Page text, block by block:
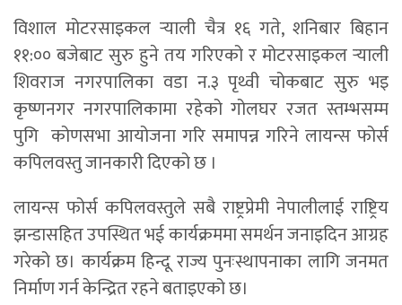
विशाल मोटरसाइकल र्‍याली चैत्र १६ गते, शनिबार बिहान
११:०० बजेबाट सुरु हुने तय गरिएको र मोटरसाइकल र्‍याली
शिवराज नगरपालिका वडा न.३ पृथ्वी चोकबाट सुरु भइ
कृष्णनगर नगरपालिकामा रहेको गोलघर रजत स्तम्भसम्म
पुगि कोणसभा आयोजना गरि समापन्न गरिने लायन्स फोर्स
कपिलवस्तु जानकारी दिएको छ ।
लायन्स फोर्स कपिलवस्तुले सबै राष्ट्रप्रेमी नेपालीलाई राष्ट्रिय
झन्डासहित उपस्थित भई कार्यक्रममा समर्थन जनाइदिन आग्रह
गरेको छ। कार्यक्रम हिन्दू राज्य पुनःस्थापनाका लागि जनमत
निर्माण गर्न केन्द्रित रहने बताइएको छ।